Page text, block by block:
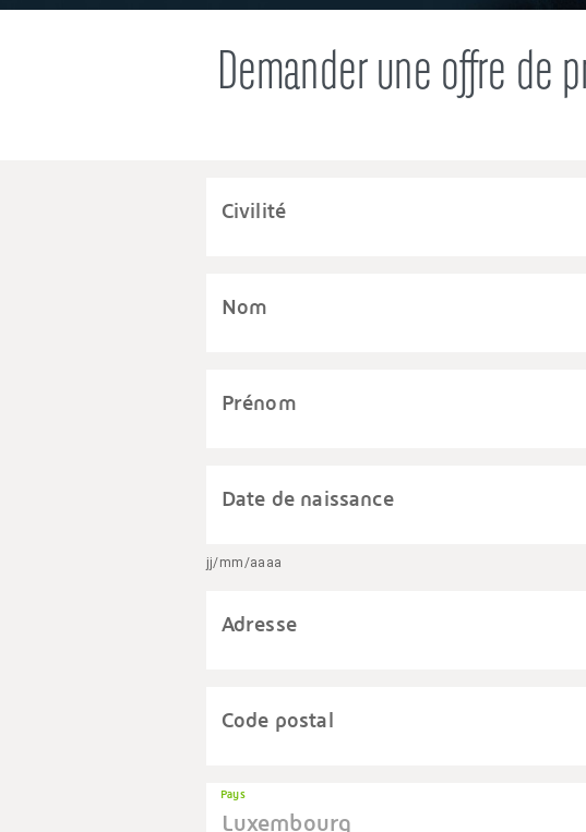
Demander une offre de
Civilité
Nom
Prénom
Date de naissance
jj/mm/aaaa
Adresse
Code postal
Pays